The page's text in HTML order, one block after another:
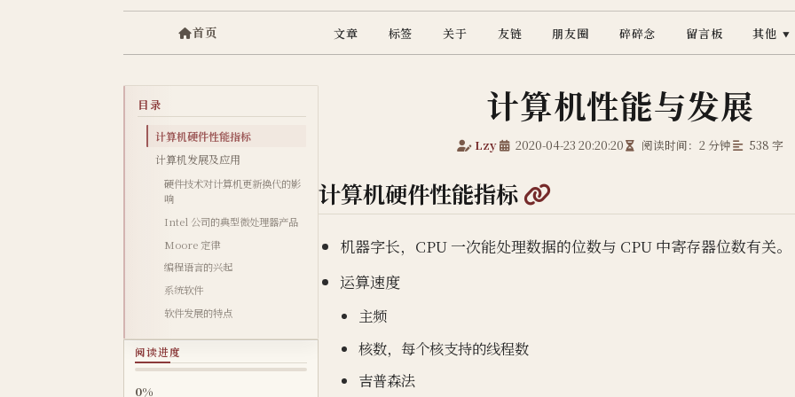
首页 文章 标签 关于 友链 朋友圈 碎碎念 留言板 其他 ▼
目录
计算机硬件性能指标
计算机发展及应用
硬件技术对计算机更新换代的影
响
Intel 公司的典型微处理器产品
Moore 定律
编程语言的兴起
系统软件
软件发展的特点
阅读进度
0%
计算机性能与发展
Lzy 2020-04-23 20:20:20 阅读时间：2 分钟 538 字
计算机硬件性能指标
机器字长，CPU 一次能处理数据的位数与 CPU 中寄存器位数有关。
运算速度
主频
核数，每个核支持的线程数
吉普森法